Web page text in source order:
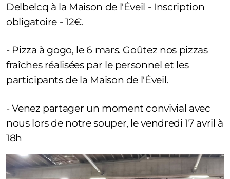
Delbelcq à la Maison de l'Éveil - Inscription
obligatoire - 12€.
- Pizza à gogo, le 6 mars. Goûtez nos pizzas
fraîches réalisées par le personnel et les
participants de la Maison de l'Éveil.
- Venez partager un moment convivial avec
nous lors de notre souper, le vendredi 17 avril à
18h